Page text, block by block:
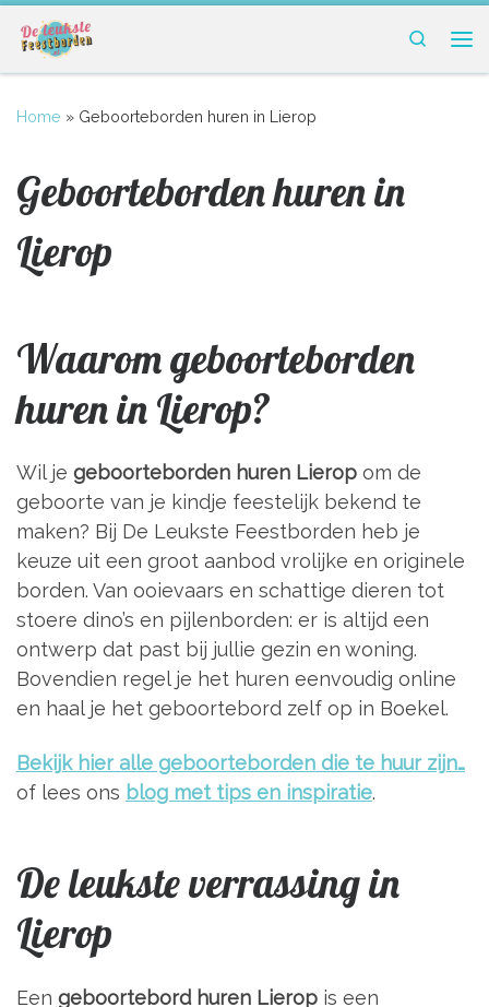
Ga naar inhoud
Search
Home » Geboorteborden huren in Lierop
Geboorteborden huren in
Lierop
Waarom geboorteborden
huren in Lierop?
Wil je geboorteborden huren Lierop om de
geboorte van je kindje feestelijk bekend te
maken? Bij De Leukste Feestborden heb je
keuze uit een groot aanbod vrolijke en originele
borden. Van ooievaars en schattige dieren tot
stoere dino’s en pijlenborden: er is altijd een
ontwerp dat past bij jullie gezin en woning.
Bovendien regel je het huren eenvoudig online
en haal je het geboortebord zelf op in Boekel.
Bekijk hier alle geboorteborden die te huur zijn…
of lees ons blog met tips en inspiratie.
De leukste verrassing in
Lierop
Een geboortebord huren Lierop is een